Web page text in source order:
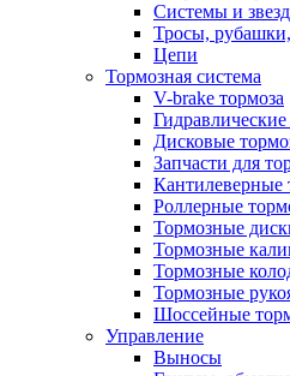
Системы и
Тросы,
Цепи
Тормозная система
V-brake тормоза
Дисковые
Запчасти для
Кантилеверные
Роллерные
Тормозные
Тормозные
Тормозные
Тормозные
Шоссейные
Управление
Выносы